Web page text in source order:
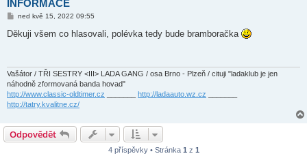
INFORMACE
P
í
e
k
ned kvě 15, 2022 09:55
Děkuji všem co hlasovali, polévka tedy bude bramboračka
Vašátor / TŘI SESTRY <III> LADA GANG / osa Brno - Plzeň / cituji "ladaklub je jen
náhodně zformovaná banda hovad"
http://www.classic-oldtimer.cz
http://ladaauto.wz.cz
http://tatry.kvalitne.cz/
Odpovědět
4 příspěvky • Stránka 1 z 1